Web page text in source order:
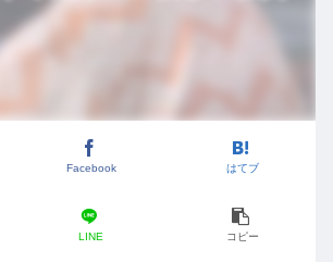
Facebook はてブ
LINE コピー